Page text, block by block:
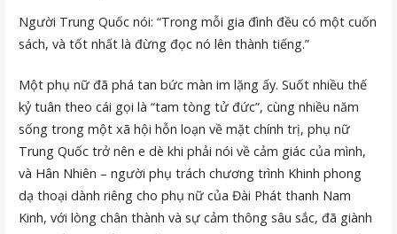
Người Trung Quốc nói: “Trong mỗi gia đình đều có một cuốn
sách, và tốt nhất là đừng đọc nó lên thành tiếng.”
Một phụ nữ đã phá tan bức màn im lặng ấy. Suốt nhiều thế
kỷ tuân theo cái gọi là “tam tòng tử đức”, cùng nhiều năm
sống trong một xã hội hỗn loạn về mặt chính trị, phụ nữ
Trung Quốc trở nên e dè khi phải nói về cảm giác của mình,
và Hân Nhiên – người phụ trách chương trình Khinh phong
dạ thoại dành riêng cho phụ nữ của Đài Phát thanh Nam
Kinh, với lòng chân thành và sự cảm thông sâu sắc, đã giành